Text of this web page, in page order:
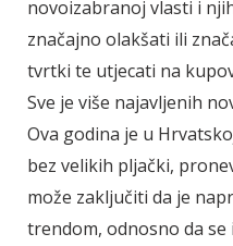
novoizabranoj vlasti i
značajno olakšati ili
tvrtki te utjecati na
Sve je više najavljenih
Ova godina je u
bez velikih pljački,
može zaključiti da je
trendom, odnosno da se